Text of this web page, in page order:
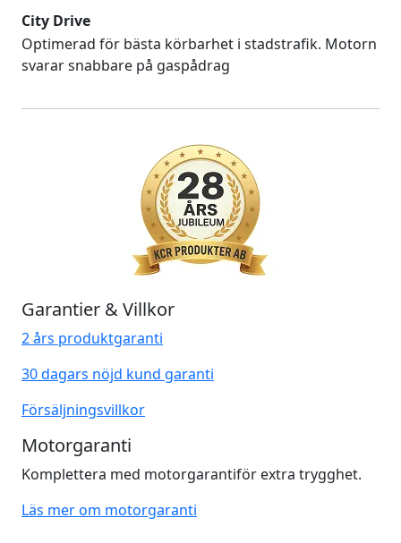
City Drive
Optimerad för bästa körbarhet i stadstrafik. Motorn
svarar snabbare på gaspådrag
Garantier & Villkor
2 års produktgaranti
30 dagars nöjd kund garanti
Försäljningsvillkor
Motorgaranti
Komplettera med motorgarantiför extra trygghet.
Läs mer om motorgaranti